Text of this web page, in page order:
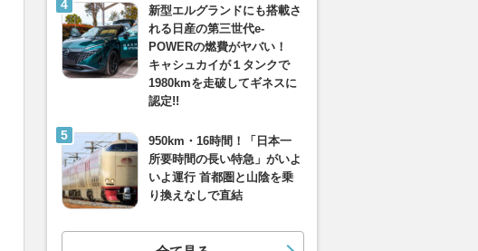
新型エルグランドにも搭載さ
れる日産の第三世代e-
POWERの燃費がヤバい！
キャシュカイが１タンクで
1980kmを走破してギネスに
認定!!
950km・16時間！「日本一
所要時間の長い特急」がいよ
いよ運行 首都圏と山陰を乗
り換えなしで直結